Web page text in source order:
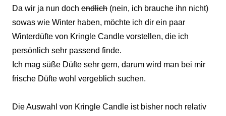
Da wir ja nun doch endlich (nein, ich brauche ihn nicht)
sowas wie Winter haben, möchte ich dir ein paar
Winterdüfte von Kringle Candle vorstellen, die ich
persönlich sehr passend finde.
Ich mag süße Düfte sehr gern, darum wird man bei mir
frische Düfte wohl vergeblich suchen.
Die Auswahl von Kringle Candle ist bisher noch relativ